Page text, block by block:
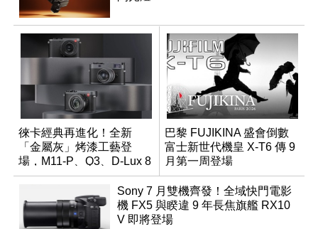
徠卡經典再進化！全新
「金屬灰」烤漆工藝登
場，M11-P、Q3、D-Lux 8
領銜換裝
巴黎 FUJIKINA 盛會倒數
富士新世代機皇 X-T6 傳 9
月第一周登場
Sony 7 月雙機齊發！全域快門電影
機 FX5 與睽違 9 年長焦旗艦 RX10
V 即將登場